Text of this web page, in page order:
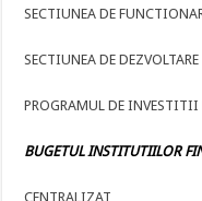
SECTIUNEA DE
SECTIUNEA DE DEZVOLTARE
PROGRAMUL DE INVESTITII
BUGETUL INSTITUTIILOR
CENTRALIZAT